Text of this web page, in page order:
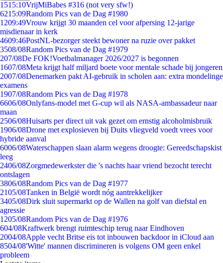
1515:10VrijMiBabes #316 (not very sfw!)
6215:09Random Pics van de Dag #1980
1209:49Vrouw krijgt 30 maanden cel voor afpersing 12-jarige
misdienaar in kerk
4609:46PostNL-bezorger steekt bewoner na ruzie over pakket
3508/08Random Pics van de Dag #1979
207/08De FOK!Voetbalmanager 2026/2027 is begonnen
1607/08Meta krijgt half miljard boete voor mentale schade bij jongeren
2007/08Denemarken pakt AI-gebruik in scholen aan: extra mondelinge
examens
1907/08Random Pics van de Dag #1978
6606/08Onlyfans-model met G-cup wil als NASA-ambassadeur naar
maan
2506/08Huisarts per direct uit vak gezet om ernstig alcoholmisbruik
1906/08Drone met explosieven bij Duits vliegveld voedt vrees voor
hybride aanval
6006/08Waterschappen slaan alarm wegens droogte: Gereedschapskist
leeg
2406/08Zorgmedewerkster die 's nachts haar vriend bezocht terecht
ontslagen
3806/08Random Pics van de Dag #1977
2105/08Tanken in België wordt nóg aantrekkelijker
3405/08Dirk sluit supermarkt op de Wallen na golf van diefstal en
agressie
1205/08Random Pics van de Dag #1976
604/08Kraftwerk brengt ruimteschip terug naar Eindhoven
2004/08Apple vecht Britse eis tot inbouwen backdoor in iCloud aan
8504/08'Witte' mannen discrimineren is volgens OM geen enkel
probleem